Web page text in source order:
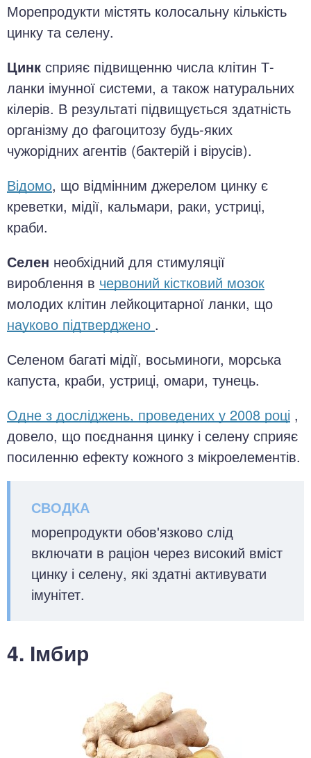
Морепродукти містять колосальну кількість
цинку та селену.
Цинк сприяє підвищенню числа клітин Т-
ланки імунної системи, а також натуральних
кілерів. В результаті підвищується здатність
організму до фагоцитозу будь-яких
чужорідних агентів (бактерій і вірусів).
Відомо, що відмінним джерелом цинку є
креветки, мідії, кальмари, раки, устриці,
краби.
Селен необхідний для стимуляції
вироблення в червоний кістковий мозок
молодих клітин лейкоцитарної ланки, що
науково підтверджено .
Селеном багаті мідії, восьминоги, морська
капуста, краби, устриці, омари, тунець.
Одне з досліджень, проведених у 2008 році ,
довело, що поєднання цинку і селену сприяє
посиленню ефекту кожного з мікроелементів.
морепродукти обов'язково слід
включати в раціон через високий вміст
цинку і селену, які здатні активувати
імунітет.
4. Імбир